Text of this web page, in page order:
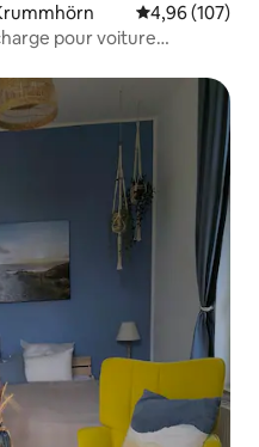
Évaluation
4,96 (107)
pour voiture